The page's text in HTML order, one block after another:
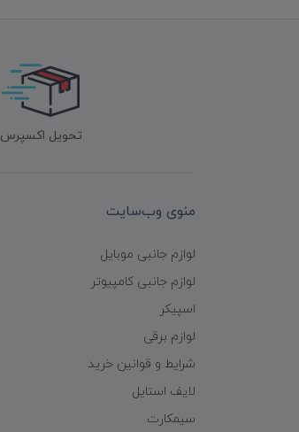
تحویل اکسپرس
منوی وب‌سایت
لوازم جانبی موبایل
لوازم جانبی کامپیوتر
اسپیکر
لوازم برقی
شرایط و قوانین خرید
لایف استایل
سیمکارت